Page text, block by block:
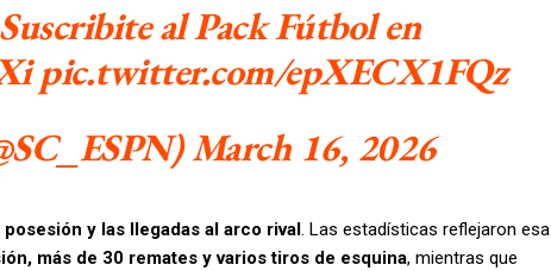
al Pack Fútbol en
pic.twitter.com/epXECX1FQz
March 16, 2026
y las llegadas al arco rival. Las estadísticas reflejaron esa
más de 30 remates y varios tiros de esquina, mientras que